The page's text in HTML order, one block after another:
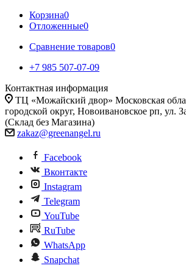
Корзина0
Отложенные0
Сравнение товаров0
+7 985 507-07-09
Контактная информация
ТЦ «Можайский двор» Московская
городской округ, Новоивановское рп, ул.
(Склад без Магазина)
zakaz@greenangel.ru
Facebook
Вконтакте
Instagram
Telegram
YouTube
RuTube
WhatsApp
Snapchat